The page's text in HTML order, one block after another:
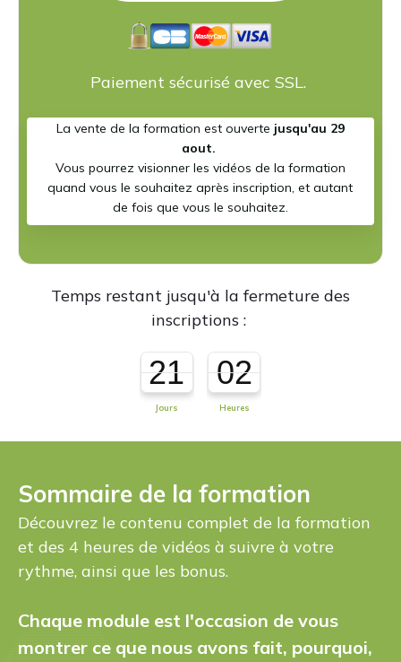
Paiement sécurisé avec SSL.
La vente de la formation est ouverte jusqu'au 29
aout.
Vous pourrez visionner les vidéos de la formation
quand vous le souhaitez après inscription, et autant
de fois que vous le souhaitez.
Temps restant jusqu'à la fermeture des
inscriptions :
21
Jours
02
Heures
Sommaire de la formation
Découvrez le contenu complet de la formation
et des 4 heures de vidéos à suivre à votre
rythme, ainsi que les bonus.
Chaque module est l'occasion de vous
montrer ce que nous avons fait, pourquoi,